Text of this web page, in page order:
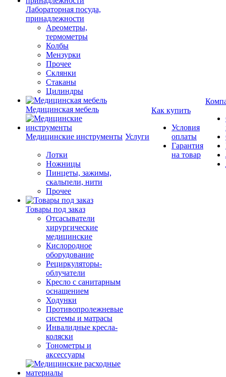
Лабораторная посуда,
принадлежности
Ареометры,
термометры
Колбы
Мензурки
Прочее
Склянки
Стаканы
Цилиндры
Медицинская мебель
Медицинские инструменты
Лотки
Ножницы
Пинцеты, зажимы,
скальпели, нити
Прочее
Товары под заказ
Отсасыватели
хирургические
медицинские
Кислородное
оборудование
Рециркуляторы-
облучатели
Кресло с санитарным
оснащением
Ходунки
Противопролежневые
системы и матрасы
Инвалидные кресла-
коляски
Тонометры и
аксессуары
Услуги
Как купить
Условия
оплаты
Гарантия
на товар